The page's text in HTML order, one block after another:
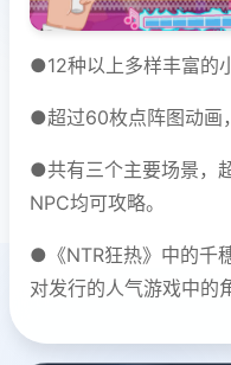
●12种以上多样丰富的
●超过60枚点阵图动画
●共有三个主要场景，
NPC均可攻略。
●《NTR狂热》中的千
对发行的人气游戏中的